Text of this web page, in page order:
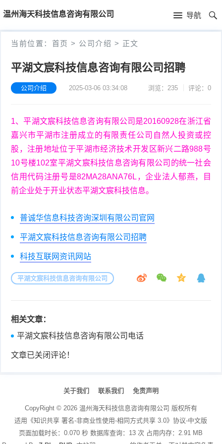
温州海天科技信息咨询有限公司 导航
首
页
首
当前位置： 首页 > 公司介绍 > 正文
平湖文宸科技信息咨询有限公司招聘
公司介绍 2025-03-06 03:34:08 浏览：235 评论：0
1、平湖文宸科技信息咨询有限公司是20160928在浙江省
嘉兴市平湖市注册成立的有限责任公司自然人投资或控
股，注册地址位于平湖市经济技术开发区新兴二路988号
10号楼102室平湖文宸科技信息咨询有限公司的统一社会
信用代码注册号是82MA28ANA76L，企业法人郁燕，目
前企业处于开业状态平湖文宸科技信息。
普诚华信息科技咨询深圳有限公司官网
平湖文宸科技信息咨询有限公司招聘
科技互联网资讯网站
平湖文宸科技信息咨询有限公司
相关文章：
平湖文宸科技信息咨询有限公司电话
文章已关闭评论！
关于我们 联系我们 免责声明
CopyRight © 2026 温州海天科技信息咨询有限公司 版权所有
适用《知识共享 署名-非商业性使用-相同方式共享 3.0》协议-中文版
页面加载时长：0.070 秒 数据库查询：13 次 占用内存：2.91 MB